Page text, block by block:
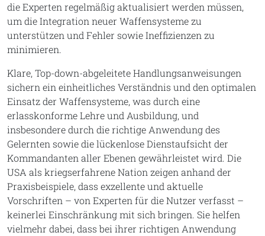
die Experten regelmäßig aktualisiert werden müssen,
um die Integration neuer Waffensysteme zu
unterstützen und Fehler sowie Ineffizienzen zu
minimieren.
Klare, Top-down-abgeleitete Handlungsanweisungen
sichern ein einheitliches Verständnis und den optimalen
Einsatz der Waffensysteme, was durch eine
erlasskonforme Lehre und Ausbildung, und
insbesondere durch die richtige Anwendung des
Gelernten sowie die lückenlose Dienstaufsicht der
Kommandanten aller Ebenen gewährleistet wird. Die
USA als kriegserfahrene Nation zeigen anhand der
Praxisbeispiele, dass exzellente und aktuelle
Vorschriften – von Experten für die Nutzer verfasst –
keinerlei Einschränkung mit sich bringen. Sie helfen
vielmehr dabei, dass bei ihrer richtigen Anwendung